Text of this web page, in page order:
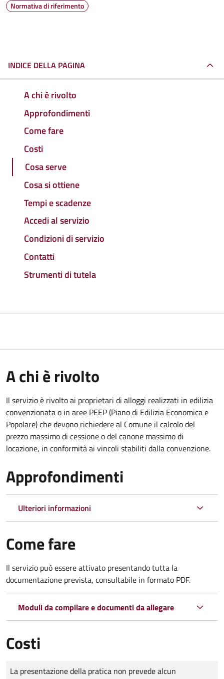
Normativa di riferimento
INDICE DELLA PAGINA
A chi è rivolto
Approfondimenti
Come fare
Costi
Cosa serve
Cosa si ottiene
Tempi e scadenze
Accedi al servizio
Condizioni di servizio
Contatti
Strumenti di tutela
A chi è rivolto
Il servizio è rivolto ai proprietari di alloggi realizzati in edilizia
convenzionata o in aree PEEP (Piano di Edilizia Economica e
Popolare) che devono richiedere al Comune il calcolo del
prezzo massimo di cessione o del canone massimo di
locazione, in conformità ai vincoli stabiliti dalla convenzione.
Approfondimenti
Ulteriori informazioni
Come fare
Il servizio può essere attivato presentando tutta la
documentazione prevista, consultabile in formato PDF.
Moduli da compilare e documenti da allegare
Costi
Tipo di pagamento
Importo
La presentazione della pratica non prevede alcun